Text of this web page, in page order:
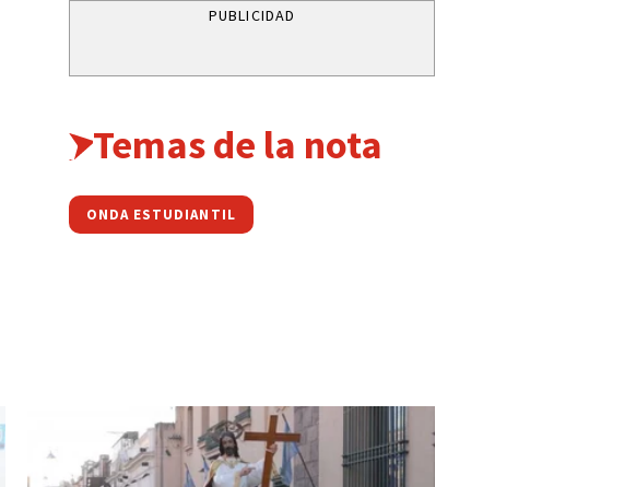
PUBLICIDAD
Temas de la nota
ONDA ESTUDIANTIL